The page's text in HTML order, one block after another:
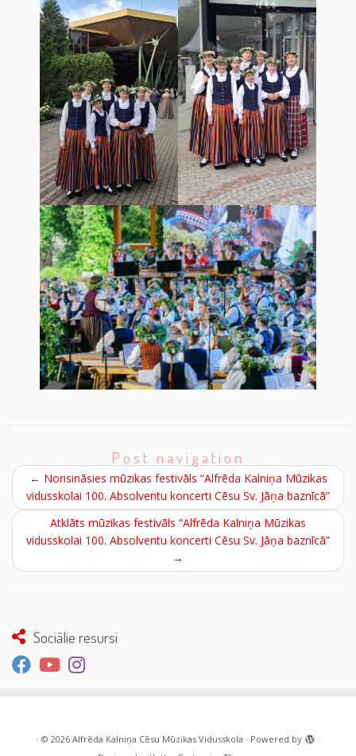
Post navigation
← Norisināsies mūzikas festivāls “Alfrēda Kalniņa Mūzikas
vidusskolai 100. Absolventu koncerti Cēsu Sv. Jāņa baznīcā”
Atklāts mūzikas festivāls “Alfrēda Kalniņa Mūzikas
vidusskolai 100. Absolventu koncerti Cēsu Sv. Jāņa baznīcā”
→
Sociālie resursi
· © 2026 Alfrēda Kalniņa Cēsu Mūzikas Vidusskola · Powered by
·